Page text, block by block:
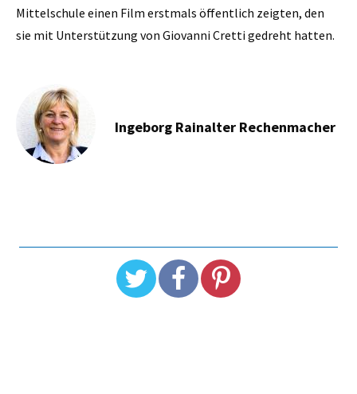
Mittelschule einen Film erstmals öffentlich zeigten, den
sie mit Unterstützung von Giovanni Cretti gedreht hatten.
Ingeborg Rainalter Rechenmacher